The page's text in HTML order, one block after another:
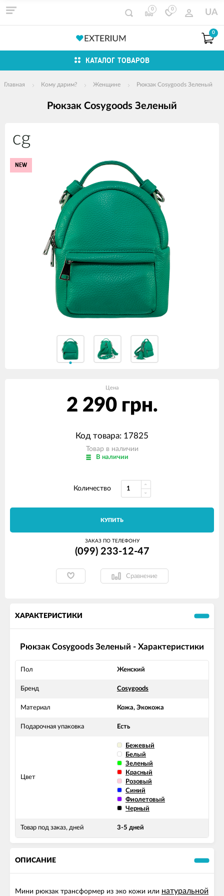
0 0 UA
0
КАТАЛОГ ТОВАРОВ
Главная Кому дарим? Женщине Рюкзак Cosygoods Зеленый
Рюкзак Cosygoods Зеленый
товаров
NEW
Цена
2 290 грн.
Код товара: 17825
Товар в наличии
В наличии
Количество
КУПИТЬ
ЗАКАЗ ПО ТЕЛЕФОНУ
(099) 233-12-47
Сравнение
ХАРАКТЕРИСТИКИ
Рюкзак Cosygoods Зеленый - Характеристики
Пол Женский
Бренд Cosygoods
Материал Кожа, Экокожа
Подарочная упаковка Есть
Цвет
Бежевый
Белый
Зеленый
Красный
Розовый
Синий
Фиолетовый
Черный
Товар под заказ, дней 3-5 дней
ОПИСАНИЕ
Мини рюкзак трансформер из эко кожи или натуральной